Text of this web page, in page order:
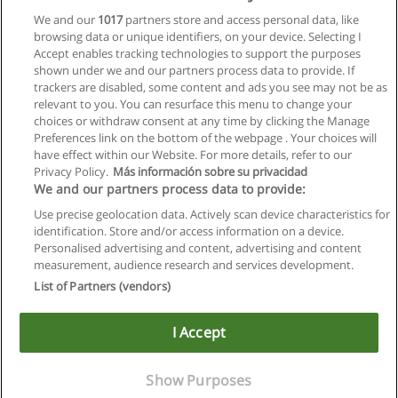
Master Dolmetschen
Universität Wien
Mehr Information
Allgemeinen geschäftsbedingungen
Datenschutzpolitik
In Verbindung setzen mit Educaedu
Copyright © Educaedu Business S.L. - CIF : B-95610580: -
We and our 1017partners store and access personal data, like
browsing data or unique identifiers, on your device. Selecting I
Accept enables tracking technologies to support the purposes
shown under we and our partners process data to provide. If
trackers are disabled, some content and ads you see may not be as
relevant to you. You can resurface this menu to change your
choices or withdraw consent at any time by clicking the Manage
Preferences link on the bottom of the webpage . Your choices will
have effect within our Website. For more details, refer to our
Privacy Policy. Más información sobre su privacidad
We and our partners process data to provide:
Use precise geolocation data. Actively scan device characteristics for
identification. Store and/or access information on a device.
Personalised advertising and content, advertising and content
measurement, audience research and services development.
List of Partners (vendors)
I Accept
Show Purposes